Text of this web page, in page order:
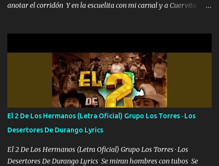
anotar el corridón Y en la escuelita con mi carnal y a Cuervito
camisa es color Verde y peleam0s la Bandera por todita a la ciudad
con los drones patrullando la Frontera De Tijuana Bulevares
Bellas Artes me ve en las blancas ya hace falta mi APA FLACO
verde se le extraña pa que sepan Aquí Pura GENTE DE LA RANA 🐸
POR CLAVE ES EL CALI 4 EN LA CIUDAD TIJUANA Música Al
tirante andamos mi carnal atento a cualquier necesidad no porque
se ve limpio el camino nos confiamos al andar y nunca con la
misma piedra me vuelvo a tropezar Cuando ando de enamorado
en corto me tiró a per...
El 2 De Los Hermanos (Letra Oficial) Grupo Los Torres · Los
Desertores De Durango Lyrics
El 2 De Los Hermanos (Letra Oficial) Grupo Los Torres · Los
Desertores De Durango Lyrics Se miran hombres con tubos Se